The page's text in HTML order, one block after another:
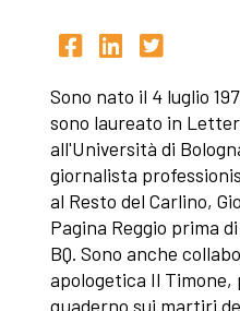
Sono nato il 4 luglio
sono laureato in
all'Università di
giornalista
al Resto del Carlino,
Pagina Reggio prima
BQ. Sono anche
apologetica Il
quaderno sui martiri